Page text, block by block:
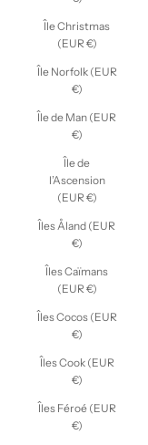
Île Christmas
(EUR €)
Île Norfolk (EUR
€)
Île de Man (EUR
€)
Île de
l’Ascension
(EUR €)
Îles Åland (EUR
€)
Îles Caïmans
(EUR €)
Îles Cocos (EUR
€)
Îles Cook (EUR
€)
Îles Féroé (EUR
€)